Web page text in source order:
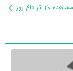
مشاهده 20 اثر داغ روز